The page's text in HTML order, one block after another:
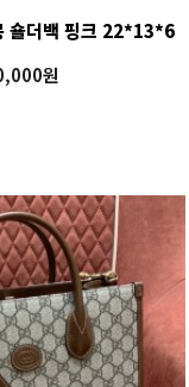
숄더백 핑크 22*13*6
원